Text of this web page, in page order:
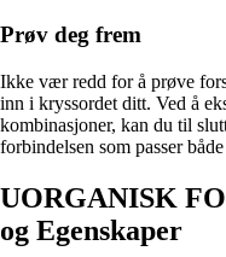
Prøv deg frem
Ikke vær redd for å prøve
inn i kryssordet ditt. Ved å
kombinasjoner, kan du til
forbindelsen som passer
UORGANISK
og Egenskaper